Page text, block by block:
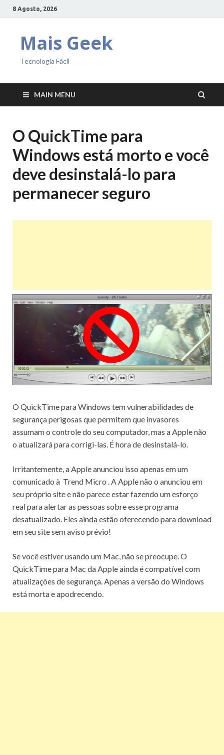
8 Agosto, 2026
Mais Geek
Tecnologia Fácil
MAIN MENU
O QuickTime para
Windows está morto e você
deve desinstalá-lo para
permanecer seguro
O QuickTime para Windows tem vulnerabilidades de
segurança perigosas que permitem que invasores
assumam o controle do seu computador, mas a Apple não
o atualizará para corrigi-las. É hora de desinstalá-lo.
Irritantemente, a Apple anunciou isso apenas em um
comunicado à Trend Micro .A Apple não o anunciou em
seu próprio site e não parece estar fazendo um esforço
real para alertar as pessoas sobre esse programa
desatualizado. Eles ainda estão oferecendo para download
em seu site sem aviso prévio!
Se você estiver usando um Mac, não se preocupe.O
QuickTime para Mac da Apple ainda é compatível com
atualizações de segurança.Apenas a versão do Windows
está morta e apodrecendo.